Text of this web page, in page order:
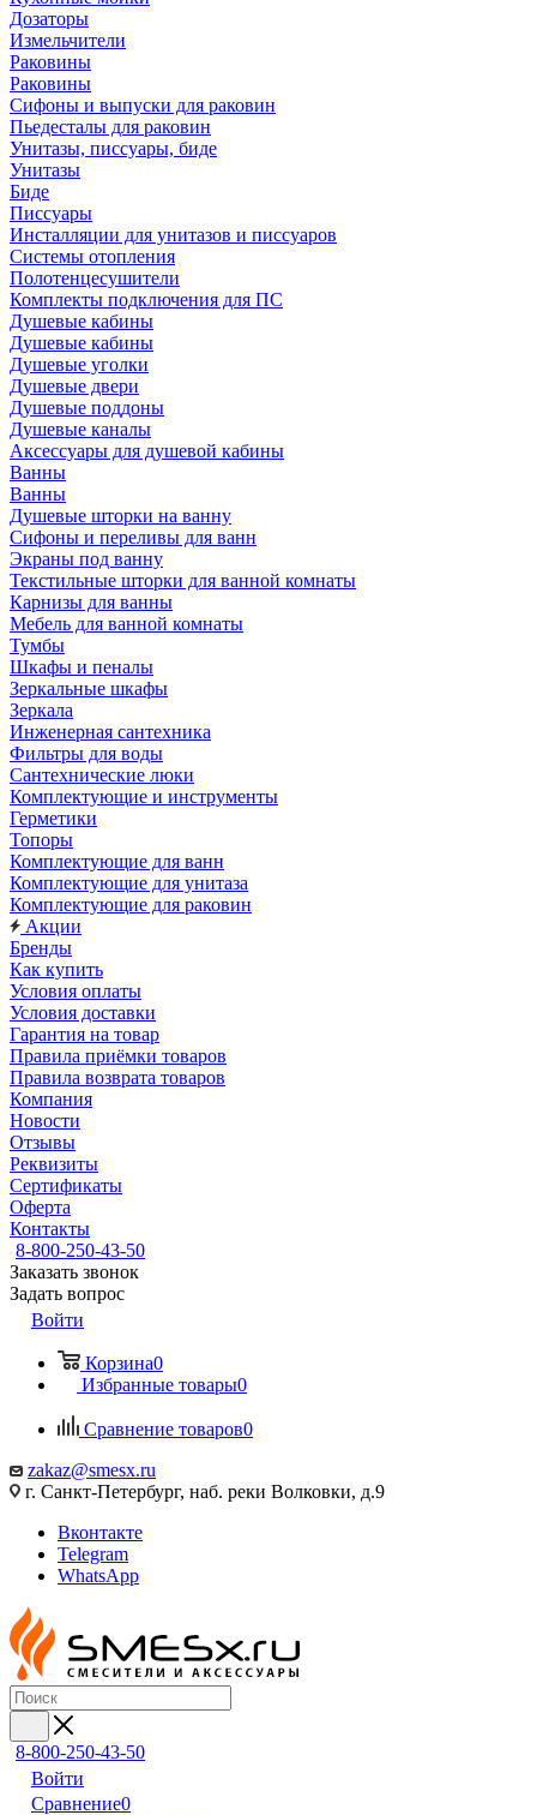
Дозаторы
Измельчители
Раковины
Раковины
Сифоны и выпуски для раковин
Пьедесталы для раковин
Унитазы, писсуары, биде
Унитазы
Биде
Писсуары
Инсталляции для унитазов и писсуаров
Системы отопления
Полотенцесушители
Комплекты подключения для ПС
Душевые кабины
Душевые кабины
Душевые уголки
Душевые двери
Душевые поддоны
Душевые каналы
Аксессуары для душевой кабины
Ванны
Ванны
Душевые шторки на ванну
Сифоны и переливы для ванн
Экраны под ванну
Текстильные шторки для ванной комнаты
Карнизы для ванны
Мебель для ванной комнаты
Тумбы
Шкафы и пеналы
Зеркальные шкафы
Зеркала
Инженерная сантехника
Фильтры для воды
Сантехнические люки
Комплектующие и инструменты
Герметики
Топоры
Комплектующие для ванн
Комплектующие для унитаза
Комплектующие для раковин
Акции
Бренды
Как купить
Условия оплаты
Условия доставки
Гарантия на товар
Правила приёмки товаров
Правила возврата товаров
Компания
Новости
Отзывы
Реквизиты
Сертификаты
Оферта
Контакты
8-800-250-43-50
Заказать звонок
Задать вопрос
Войти
Корзина0
Избранные товары0
Сравнение товаров0
zakaz@smesx.ru
г. Санкт-Петербург, наб. реки Волковки, д.9
Вконтакте
Telegram
WhatsApp
8-800-250-43-50
Войти
Сравнение0